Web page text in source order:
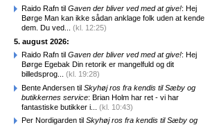
Raido Rafn til Gaven der bliver ved med at give!: Hej
Børge Man kan ikke sådan anklage folk uden at kende
dem. Du ved... (kl. 12:25)
5. august 2026:
Raido Rafn til Gaven der bliver ved med at give!: Hej
Børge Egebak Din retorik er mangelfuld og dit
billedsprog... (kl. 19:28)
Bente Andersen til Skyhøj ros fra kendis til Sæby og
butikkernes service: Brian Holm har ret - vi har
fantastiske butikker i... (kl. 10:43)
Per Nordigarden til Skyhøj ros fra kendis til Sæby og